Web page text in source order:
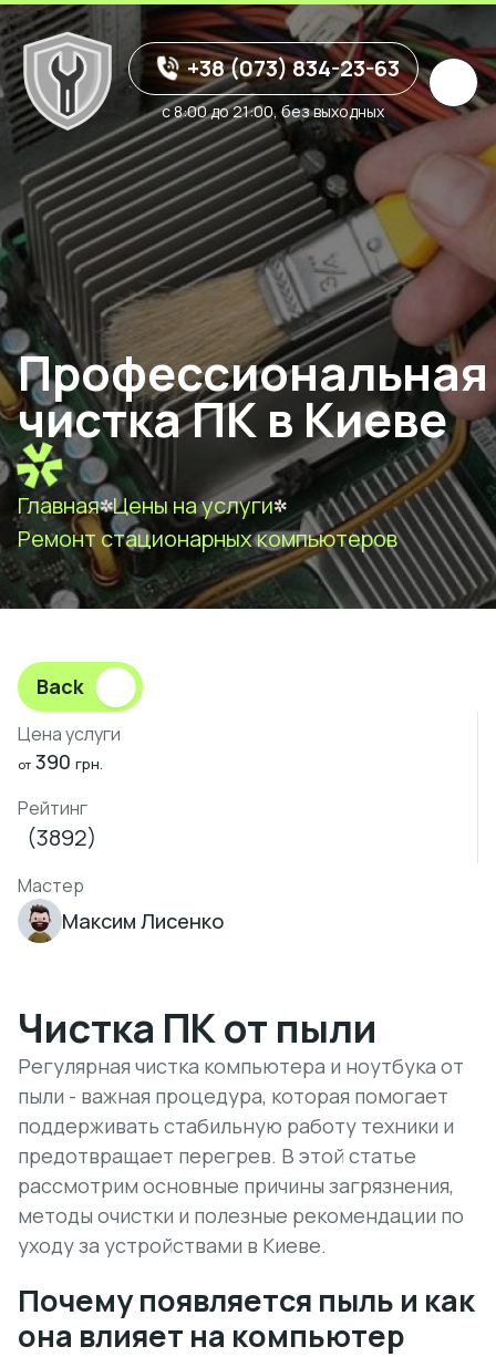
+38 (073) 834-23-63
с 8:00 до 21:00, без выходных
Профессиональная
чистка ПК в Киеве
Главная Цены на услуги
Ремонт стационарных компьютеров
Back
Цена услуги
от 390 грн.
Рейтинг
(3892)
Мастер
Максим Лисенко
Чистка ПК от пыли
Регулярная чистка компьютера и ноутбука от
пыли - важная процедура, которая помогает
поддерживать стабильную работу техники и
предотвращает перегрев. В этой статье
рассмотрим основные причины загрязнения,
методы очистки и полезные рекомендации по
уходу за устройствами в Киеве.
Почему появляется пыль и как
она влияет на компьютер